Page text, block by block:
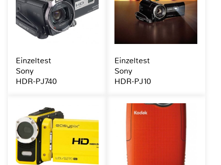
Einzeltest
Sony
HDR-PJ740
Einzeltest
Sony
HDR-PJ10